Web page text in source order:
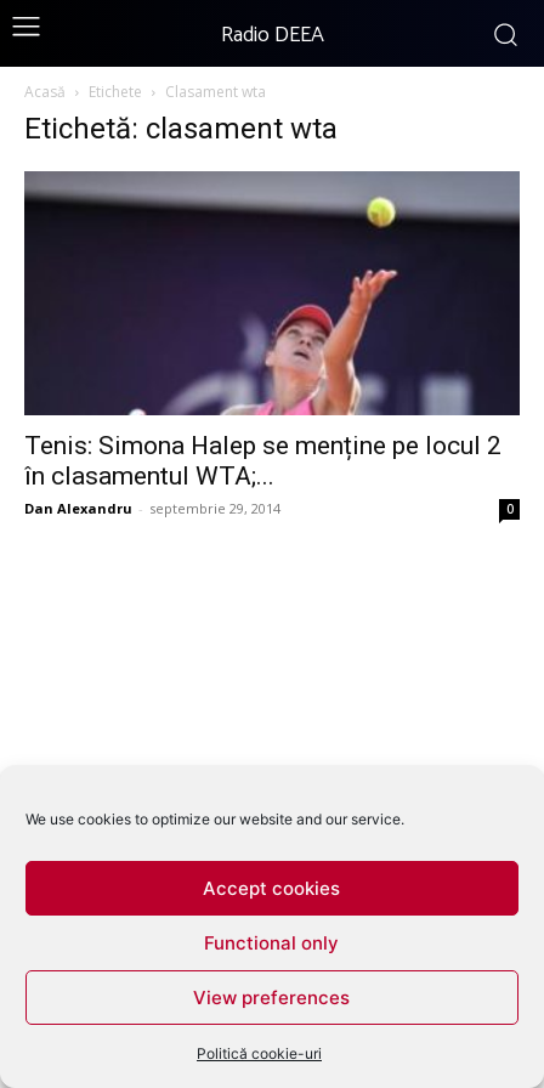
We use cookies to optimize our website and our service.
Accept cookies
Functional only
View preferences
Politică cookie-uri
Radio DEEA
Acasă Etichete Clasament wta
Etichetă: clasament wta
Tenis: Simona Halep se menține pe locul 2
în clasamentul WTA;...
Dan Alexandru - septembrie 29, 2014 0